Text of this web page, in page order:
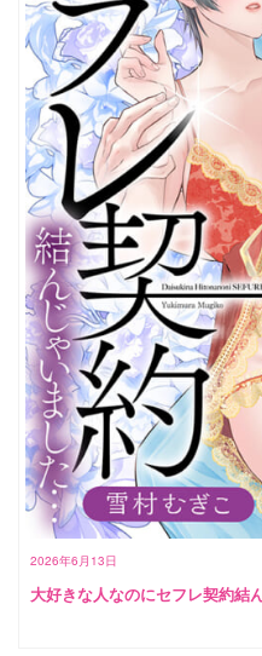
2026年6月13日
大好きな人なのにセフレ契約